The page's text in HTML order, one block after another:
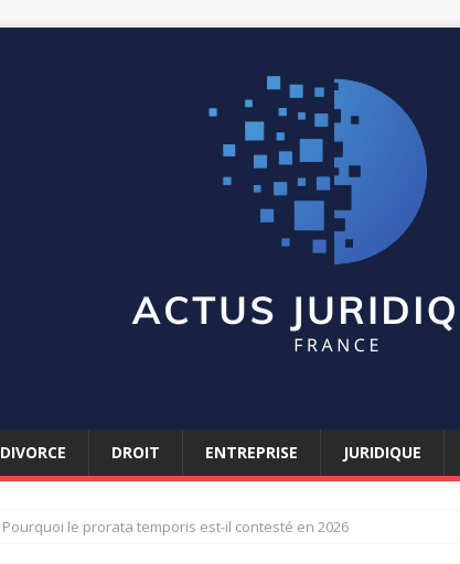
DIVORCE DROIT ENTREPRISE JURIDIQUE
Pourquoi le prorata temporis est-il contesté en 2026